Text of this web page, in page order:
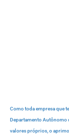
Como toda empresa que
Departamento Autônomo
valores próprios, o